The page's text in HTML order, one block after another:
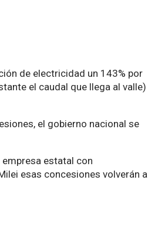
de electricidad un 143% por
el caudal que llega al valle)
el gobierno nacional se
empresa estatal con
esas concesiones volverán a